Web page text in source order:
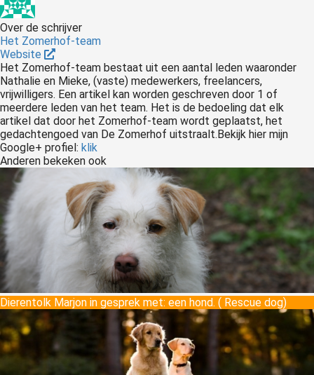
Over de schrijver
Het Zomerhof-team
Website
Het Zomerhof-team bestaat uit een aantal leden waaronder
Nathalie en Mieke, (vaste) medewerkers, freelancers,
vrijwilligers. Een artikel kan worden geschreven door 1 of
meerdere leden van het team. Het is de bedoeling dat elk
artikel dat door het Zomerhof-team wordt geplaatst, het
gedachtengoed van De Zomerhof uitstraalt.Bekijk hier mijn
Google+ profiel: klik
Anderen bekeken ook
Dierentolk Marjon in gesprek met: een hond. ( Rescue dog)